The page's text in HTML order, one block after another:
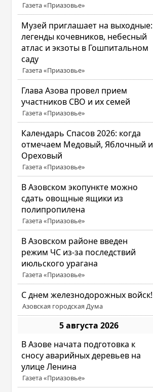
Газета «Приазовье»
Музей приглашает на выходные:
легенды кочевников, небесный
атлас и экзоты в Гошпитальном
саду
Газета «Приазовье»
Глава Азова провел прием
участников СВО и их семей
Газета «Приазовье»
Календарь Спасов 2026: когда
отмечаем Медовый, Яблочный и
Ореховый
Газета «Приазовье»
В Азовском экопункте можно
сдать овощные ящики из
полипропилена
Газета «Приазовье»
В Азовском районе введен
режим ЧС из-за последствий
июльского урагана
Газета «Приазовье»
С днем железнодорожных войск!
Азовская городская Дума
5 августа 2026
В Азове начата подготовка к
сносу аварийных деревьев на
улице Ленина
Газета «Приазовье»